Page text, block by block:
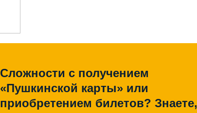
Сложности с получением
«Пушкинской карты» или
приобретением билетов? Знаете,